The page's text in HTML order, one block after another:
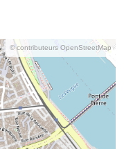
© contributeurs OpenStreetMap